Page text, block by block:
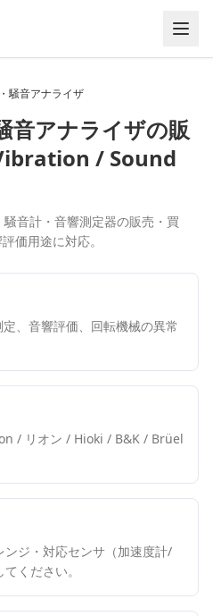
騒音アナライザ
音アナライザの販
/ Sound
音計・音響測定器の販売・買
価用途に対応。
、音響評価、回転機械の異常
/ リオン / Hioki / B&K / Brüel
ンジ・対応センサ（加速度計/
ください。